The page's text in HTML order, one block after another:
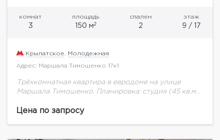
комнат
3
площадь
150 м2
спален
2
этаж
9 / 17
Крылатское Молодежная
Адрес: Маршала Тимошенко 17к1
Трёхкомнатная квартира в евродоме на улице
Маршала Тимошенко. Планировка: студия (45 кв.м),
полностью, но возможен вывоз. Техника Милле.
Цена по запросу